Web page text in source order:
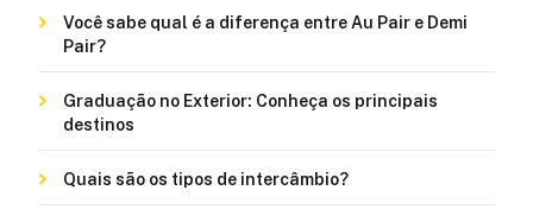
Você sabe qual é a diferença entre Au Pair e Demi
Pair?
Graduação no Exterior: Conheça os principais
destinos
Quais são os tipos de intercâmbio?